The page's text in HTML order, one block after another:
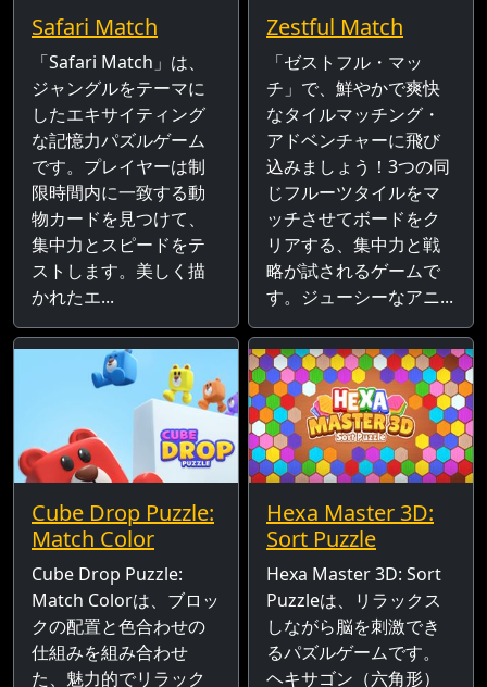
Safari Match
「Safari Match」は、
ジャングルをテーマに
したエキサイティング
な記憶力パズルゲーム
です。プレイヤーは制
限時間内に一致する動
物カードを見つけて、
集中力とスピードをテ
ストします。美しく描
かれたエ...
Zestful Match
「ゼストフル・マッ
チ」で、鮮やかで爽快
なタイルマッチング・
アドベンチャーに飛び
込みましょう！3つの同
じフルーツタイルをマ
ッチさせてボードをク
リアする、集中力と戦
略が試されるゲームで
す。ジューシーなアニ...
Cube Drop Puzzle:
Match Color
Cube Drop Puzzle:
Match Colorは、ブロッ
クの配置と色合わせの
仕組みを組み合わせ
た、魅力的でリラック
Hexa Master 3D:
Sort Puzzle
Hexa Master 3D: Sort
Puzzleは、リラックス
しながら脳を刺激でき
るパズルゲームです。
ヘキサゴン（六角形）